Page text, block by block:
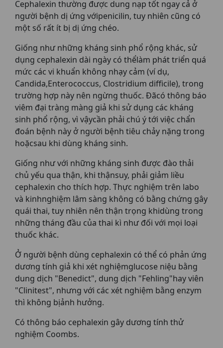
Cephalexin thường được dung nạp tốt ngay cả ở
người bệnh dị ứng vớipenicilin, tuy nhiên cũng có
một số rất ít bị dị ứng chéo.
Giống như những kháng sinh phổ rộng khác, sử
dụng cephalexin dài ngày có thểlàm phát triển quá
mức các vi khuẩn không nhạy cảm (ví dụ,
Candida,Enterococcus, Clostridium difficile), trong
trường hợp này nên ngừng thuốc. Ðãcó thông báo
viêm đại tràng màng giả khi sử dụng các kháng
sinh phổ rộng, vì vậycần phải chú ý tới việc chẩn
đoán bệnh này ở người bệnh tiêu chảy nặng trong
hoặcsau khi dùng kháng sinh.
Giống như với những kháng sinh được đào thải
chủ yếu qua thận, khi thậnsuy, phải giảm liều
cephalexin cho thích hợp. Thực nghiệm trên labo
và kinhnghiệm lâm sàng không có bằng chứng gây
quái thai, tuy nhiên nên thận trọng khidùng trong
những tháng đầu của thai kì như đối với mọi loại
thuốc khác.
Ở người bệnh dùng cephalexin có thể có phản ứng
dương tính giả khi xét nghiệmglucose niệu bằng
dung dịch "Benedict", dung dịch "Fehling"hay viên
"Clinitest", nhưng với các xét nghiệm bằng enzym
thì không bịảnh hưởng.
Có thông báo cephalexin gây dương tính thử
nghiệm Coombs.